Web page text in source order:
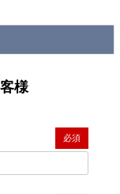
様
(必須)